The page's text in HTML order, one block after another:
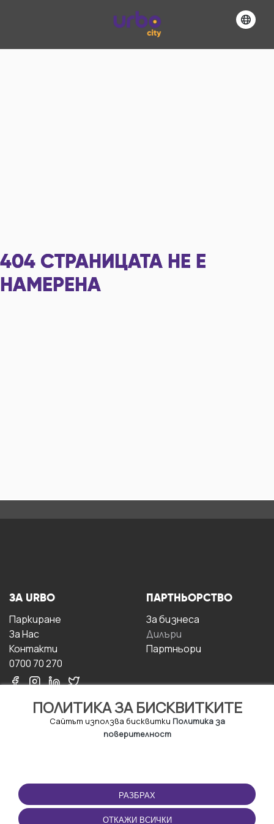
404 СТРАНИЦАТА НЕ Е
НАМЕРЕНА
ПОЛИТИКА ЗА БИСКВИТКИТЕ
Сайтът използва бисквитки Политика за
поверителност
РАЗБРАХ
ОТКАЖИ ВСИЧКИ
ЗА URBO
Паркиране
За Hас
Контакти
0700 70 270
ПАРТНЬОРСТВО
За бизнесa
Дилъри
Партньори
ПОЛЗВАНЕ
Правила и условия за
ползване
ПРИЛОЖЕНИЕТО